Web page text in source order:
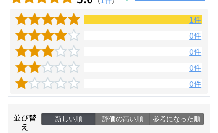
1件
0件
0件
0件
0件
並び替
え
新しい順 評価の高い順 参考になった順